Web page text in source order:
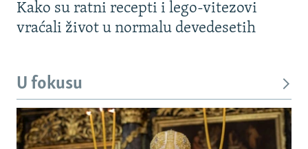
Kako su ratni recepti i lego-vitezovi
vraćali život u normalu devedesetih
U fokusu